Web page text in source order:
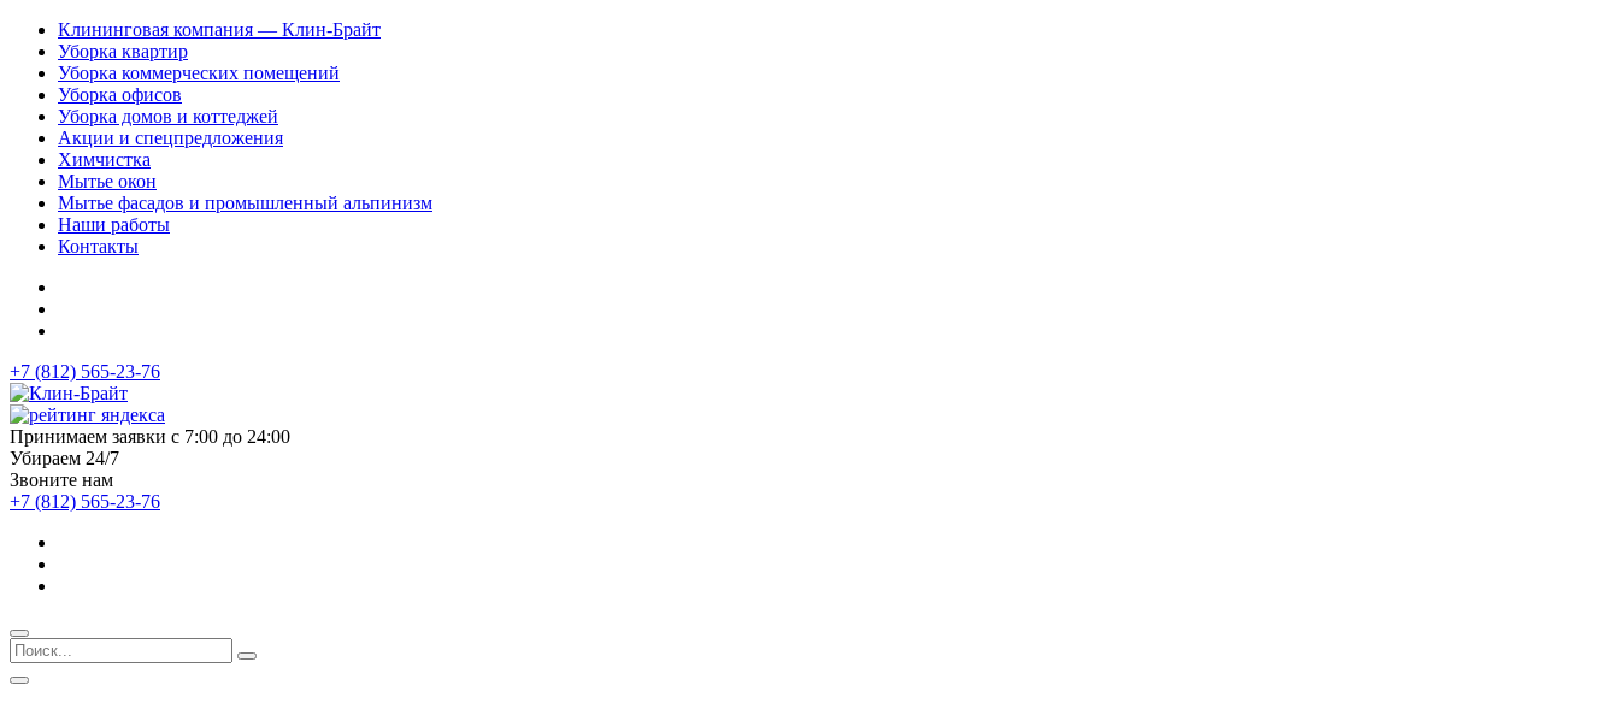
Клининговая компания — Клин-Брайт
Уборка квартир
Уборка коммерческих помещений
Уборка офисов
Уборка домов и коттеджей
Акции и спецпредложения
Химчистка
Мытье окон
Мытье фасадов и промышленный альпинизм
Наши работы
Контакты
+7 (812) 565-23-76
Принимаем заявки с 7:00 до 24:00
Убираем 24/7
Звоните нам
+7 (812) 565-23-76